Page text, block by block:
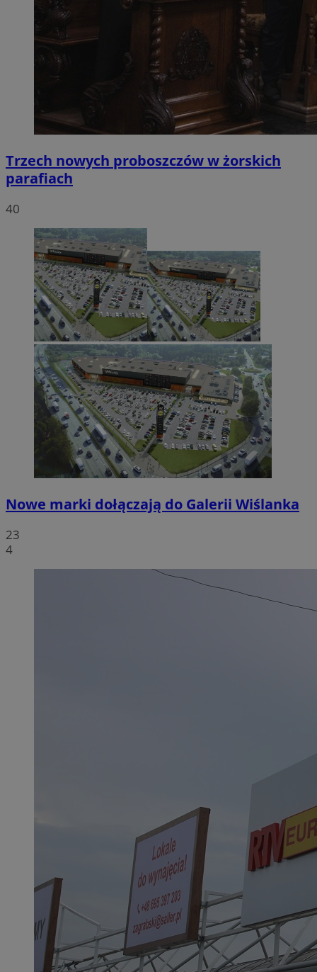
Trzech nowych proboszczów w żorskich
parafiach
40
Nowe marki dołączają do Galerii Wiślanka
23
4